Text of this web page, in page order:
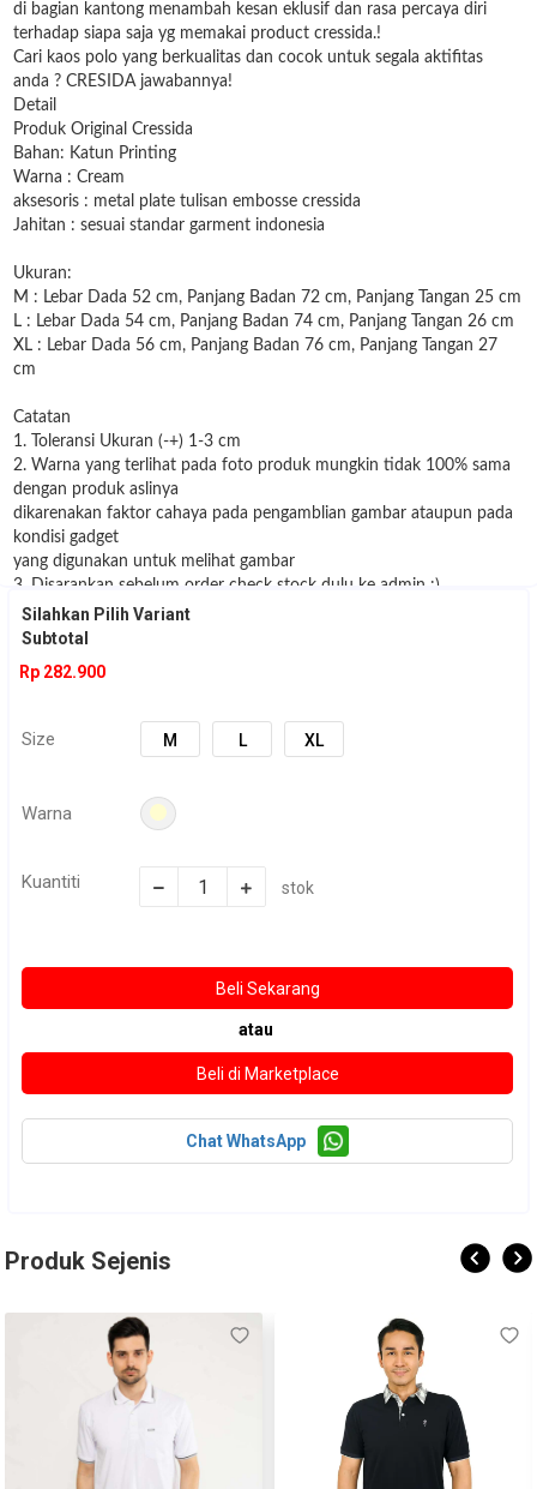
di bagian kantong menambah kesan eklusif dan rasa percaya diri
terhadap siapa saja yg memakai product cressida.!
Cari kaos polo yang berkualitas dan cocok untuk segala aktifitas
anda ? CRESIDA jawabannya!
Detail
Produk Original Cressida
Bahan: Katun Printing
Warna : Cream
aksesoris : metal plate tulisan embosse cressida
Jahitan : sesuai standar garment indonesia
Ukuran:
M : Lebar Dada 52 cm, Panjang Badan 72 cm, Panjang Tangan 25 cm
L : Lebar Dada 54 cm, Panjang Badan 74 cm, Panjang Tangan 26 cm
XL : Lebar Dada 56 cm, Panjang Badan 76 cm, Panjang Tangan 27
cm
Catatan
1. Toleransi Ukuran (-+) 1-3 cm
2. Warna yang terlihat pada foto produk mungkin tidak 100% sama
dengan produk aslinya
dikarenakan faktor cahaya pada pengamblian gambar ataupun pada
kondisi gadget
yang digunakan untuk melihat gambar
3. Disarankan sebelum order check stock dulu ke admin :)
Silahkan Pilih Variant
Subtotal
Rp 282.900
Size M L XL
Warna
Kuantiti stok
atau
Chat WhatsApp
Produk Sejenis